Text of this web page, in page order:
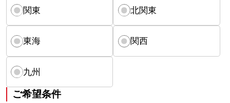
関東 北関東
東海 関西
九州
ご希望条件